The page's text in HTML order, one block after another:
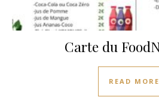
Carte du
READ MORE